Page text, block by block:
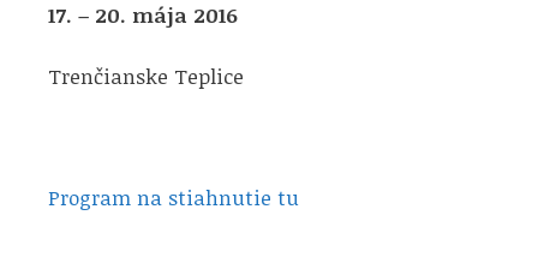
17. – 20. mája 2016
Trenčianske Teplice
Program na stiahnutie tu